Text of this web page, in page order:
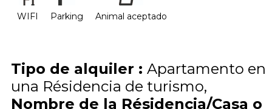
WIFI Parking Animal aceptado
Tipo de alquiler : Apartamento en
una Résidencia de turismo
Nombre de la Résidencia/Casa o